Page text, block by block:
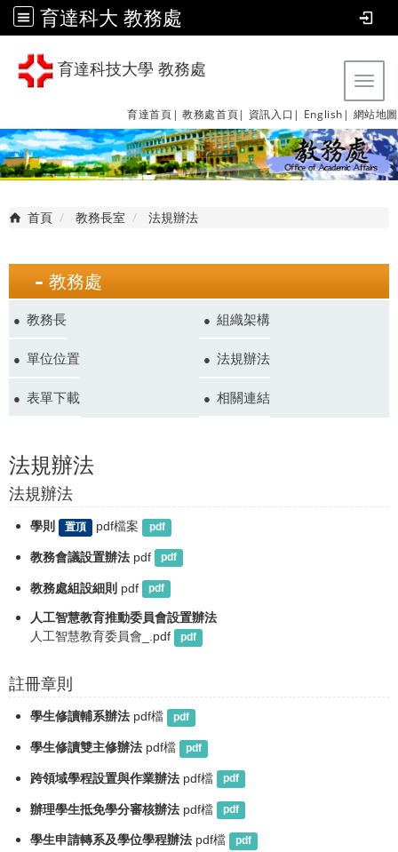
育達科大 教務處
育達科技大學 教務處
育達首頁| 教務處首頁| 資訊入口| English| 網站地圖
首頁 教務長室 法規辦法
教務處
教務長 組織架構
單位位置 法規辦法
表單下載 相關連結
法規辦法
法規辦法
學則 置頂 pdf檔案 pdf
教務會議設置辦法 pdf pdf
教務處組設細則 pdf pdf
人工智慧教育推動委員會設置辦法
人工智慧教育委員會_.pdf
pdf
註冊章則
學生修讀輔系辦法 pdf檔 pdf
學生修讀雙主修辦法 pdf檔 pdf
跨領域學程設置與作業辦法 pdf檔 pdf
辦理學生抵免學分審核辦法 pdf檔 pdf
學生申請轉系及學位學程辦法 pdf檔 pdf